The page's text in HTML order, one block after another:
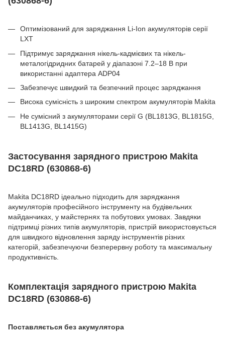
Оптимізований для заряджання Li-Ion акумуляторів серії
LXT
Підтримує заряджання нікель-кадмієвих та нікель-
металогідридних батарей у діапазоні 7.2–18 В при
використанні адаптера ADP04
Забезпечує швидкий та безпечний процес заряджання
Висока сумісність з широким спектром акумуляторів Makita
Не сумісний з акумуляторами серії G (BL1813G, BL1815G,
BL1413G, BL1415G)
Застосування зарядного пристрою Makita
DC18RD (630868-6)
Makita DC18RD ідеально підходить для заряджання
акумуляторів професійного інструменту на будівельних
майданчиках, у майстернях та побутових умовах. Завдяки
підтримці різних типів акумуляторів, пристрій використовується
для швидкого відновлення заряду інструментів різних
категорій, забезпечуючи безперервну роботу та максимальну
продуктивність.
Комплектація зарядного пристрою Makita
DC18RD (630868-6)
Поставляється без акумулятора